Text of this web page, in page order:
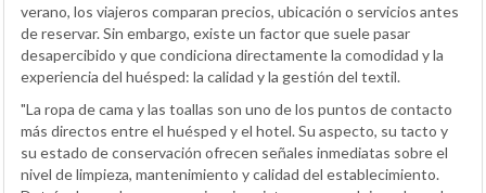
verano, los viajeros comparan precios, ubicación o servicios antes
de reservar. Sin embargo, existe un factor que suele pasar
desapercibido y que condiciona directamente la comodidad y la
experiencia del huésped: la calidad y la gestión del textil.
"La ropa de cama y las toallas son uno de los puntos de contacto
más directos entre el huésped y el hotel. Su aspecto, su tacto y
su estado de conservación ofrecen señales inmediatas sobre el
nivel de limpieza, mantenimiento y calidad del establecimiento.